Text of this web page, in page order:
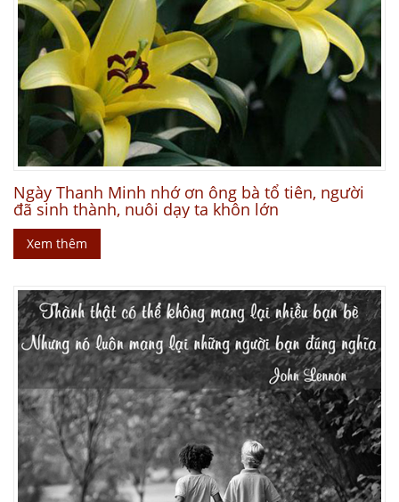
Ngày Thanh Minh nhớ ơn ông bà tổ tiên, người
đã sinh thành, nuôi dạy ta khôn lớn
Xem thêm